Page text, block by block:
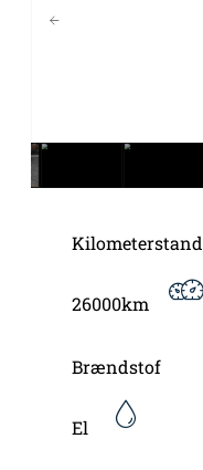
Kilometerstand
26000km
Brændstof
El